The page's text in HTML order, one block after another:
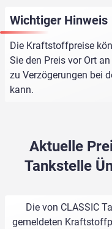
Wichtiger Hinweis
Die Kraftstoffpreise
Sie den Preis vor Ort
zu Verzögerungen bei
kann.
Aktuelle
Tankstelle
Die von CLASSIC
gemeldeten